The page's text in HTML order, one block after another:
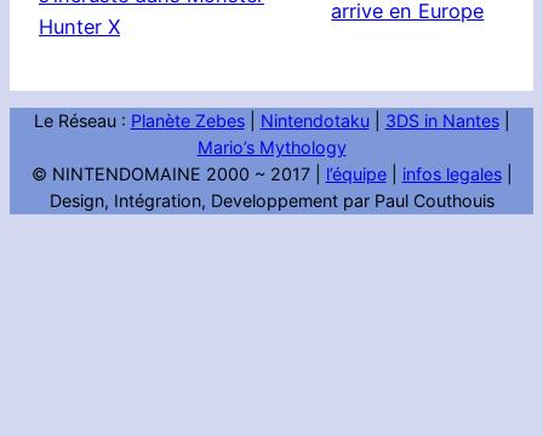
Hunter X
arrive en Europe
Le Réseau : Planète Zebes| Nintendotaku| 3DS in Nantes|
Mario’s Mythology
© NINTENDOMAINE 2000 ~ 2017 | l’équipe| infos legales|
Design, Intégration, Developpement par Paul Couthouis